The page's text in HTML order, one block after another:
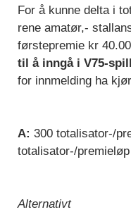
For å kunne delta i
rene amatør,-
førstepremie kr
til å inngå i V75-
for innmelding ha
A: 300 totalisator-/
totalisator-/
Alternativt